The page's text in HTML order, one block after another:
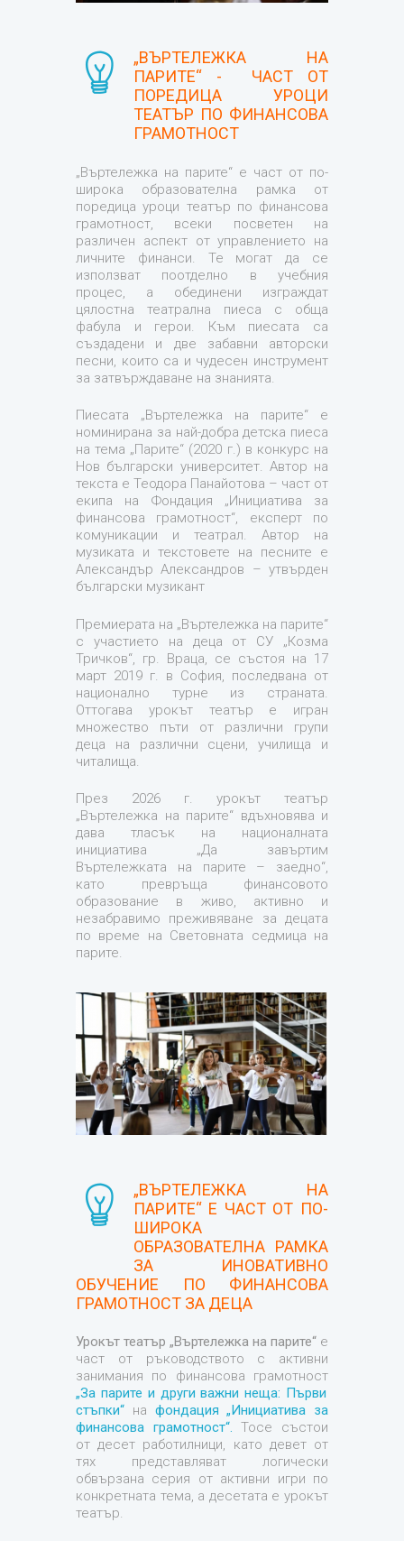
„ВЪРТЕЛЕЖКА НА
ПАРИТЕ“ - ЧАСТ ОТ
ПОРЕДИЦА УРОЦИ
ТЕАТЪР ПО ФИНАНСОВА
ГРАМОТНОСТ
„Въртележка на парите“ е част от по-
широка образователна рамка от
поредица уроци театър по финансова
грамотност, всеки посветен на
различен аспект от управлението на
личните финанси. Те могат да се
използват поотделно в учебния
процес, а обединени изграждат
цялостна театрална пиеса с обща
фабула и герои. Към пиесата са
създадени и две забавни авторски
песни, които са и чудесен инструмент
за затвърждаване на знанията.
Пиесата „Въртележка на парите“ е
номинирана за най-добра детска пиеса
на тема „Парите“ (2020 г.) в конкурс на
Нов български университет. Автор на
текста е Теодора Панайотова – част от
екипа на Фондация „Инициатива за
финансова грамотност“, експерт по
комуникации и театрал. Автор на
музиката и текстовете на песните е
Александър Александров – утвърден
български музикант
Премиерата на „Въртележка на парите“
с участието на деца от СУ „Козма
Тричков“, гр. Враца, се състоя на 17
март 2019 г. в София, последвана от
национално турне из страната.
Оттогава урокът театър е игран
множество пъти от различни групи
деца на различни сцени, училища и
читалища.
През 2026 г. урокът театър
„Въртележка на парите“ вдъхновява и
дава тласък на националната
инициатива „Да завъртим
Въртележката на парите – заедно“,
като превръща финансовото
образование в живо, активно и
незабравимо преживяване за децата
по време на Световната седмица на
парите.
„ВЪРТЕЛЕЖКА НА
ПАРИТЕ“ Е ЧАСТ ОТ ПО-
ШИРОКА
ОБРАЗОВАТЕЛНА РАМКА
ЗА ИНОВАТИВНО
ОБУЧЕНИЕ ПО ФИНАНСОВА
ГРАМОТНОСТ ЗА ДЕЦА
Урокът театър „Въртележка на парите“ е
част от ръководството с активни
занимания по финансова грамотност
„За парите и други важни неща: Първи
стъпки“ на фондация „Инициатива за
финансова грамотност“. Тосе състои
от десет работилници, като девет от
тях представляват логически
обвързана серия от активни игри по
конкретната тема, а десетата е урокът
театър.